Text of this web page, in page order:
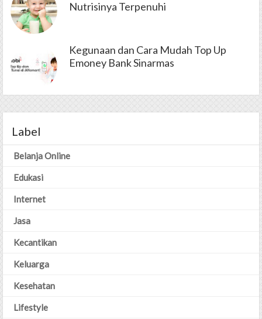
Nutrisinya Terpenuhi
Kegunaan dan Cara Mudah Top Up
Emoney Bank Sinarmas
Label
Belanja Online
Edukasi
Internet
Jasa
Kecantikan
Keluarga
Kesehatan
Lifestyle